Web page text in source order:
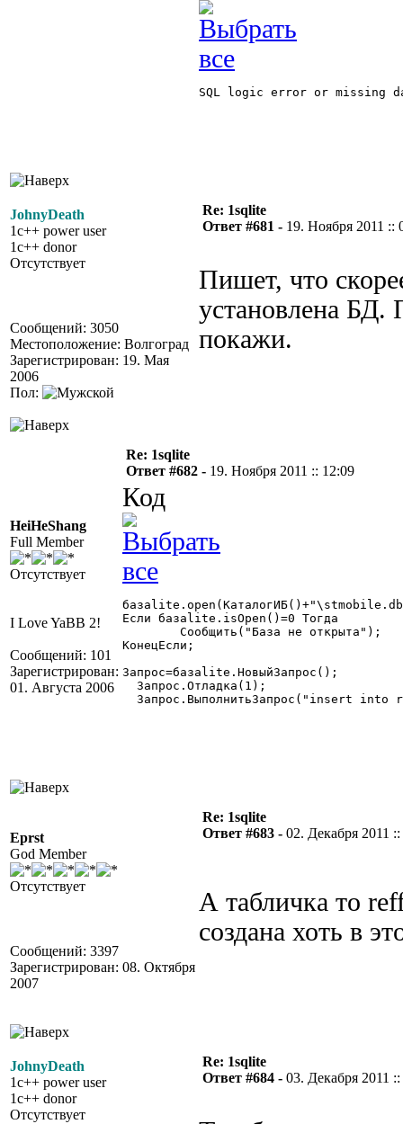
SQL logic error or missing
JohnyDeath
1c++ power user
1c++ donor
Отсутствует
Сообщений: 3050
Местоположение: Волгоград
Зарегистрирован: 19. Мая
2006
Пол:
Re: 1sqlite
Ответ #681 - 19. Ноября 2011 ::
Пишет, что
установлена БД.
покажи.
HeiHeShang
Full Member
Отсутствует
I Love YaBB 2!
Сообщений: 101
Зарегистрирован:
01. Августа 2006
Re: 1sqlite
Ответ #682 - 19. Ноября 2011 :: 12:09
Код
Если базаlite.isOpen()=0 Тогда
КонецЕсли;
Запрос=базаlite.НовыйЗапрос();
  Запрос.Отладка(1);
Запрос.ВыполнитьЗапрос("insert into
Eprst
God Member
Отсутствует
Сообщений: 3397
Зарегистрирован: 08. Октября
2007
Re: 1sqlite
Ответ #683 - 02. Декабря 2011
А табличка то
создана хоть в
JohnyDeath
1c++ power user
1c++ donor
Отсутствует
Re: 1sqlite
Ответ #684 - 03. Декабря 2011